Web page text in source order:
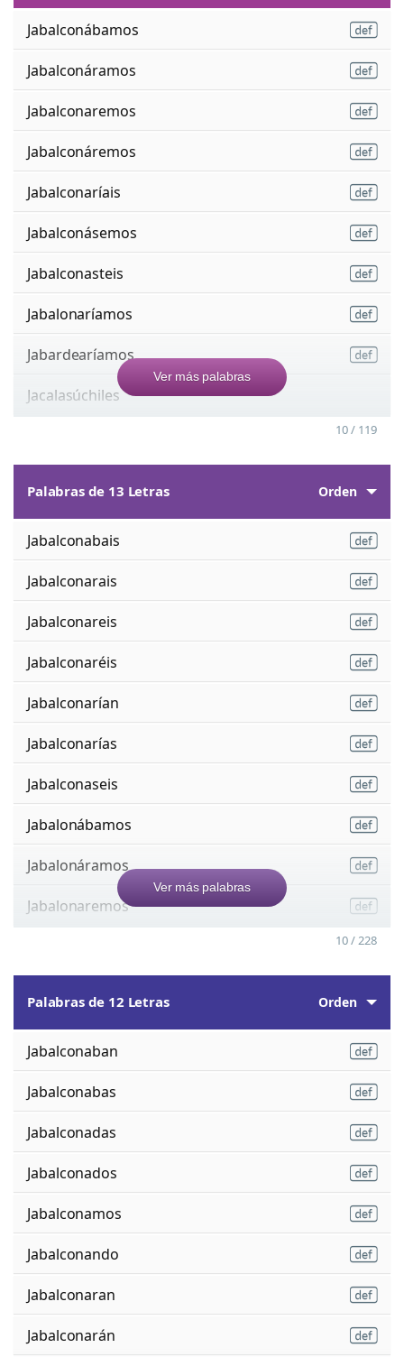
Jabalconábamos
Jabalconáramos
Jabalconaremos
Jabalconáremos
Jabalconaríais
Jabalconásemos
Jabalconasteis
Jabalonaríamos
Jabardearíamos
Jacalasúchiles
Ver más palabras
10 / 119
Palabras de 13 Letras Orden
Jabalconabais
Jabalconarais
Jabalconareis
Jabalconaréis
Jabalconarían
Jabalconarías
Jabalconaseis
Jabalonábamos
Jabalonáramos
Jabalonaremos
Ver más palabras
10 / 228
Palabras de 12 Letras Orden
Jabalconaban
Jabalconabas
Jabalconadas
Jabalconados
Jabalconamos
Jabalconando
Jabalconaran
Jabalconarán